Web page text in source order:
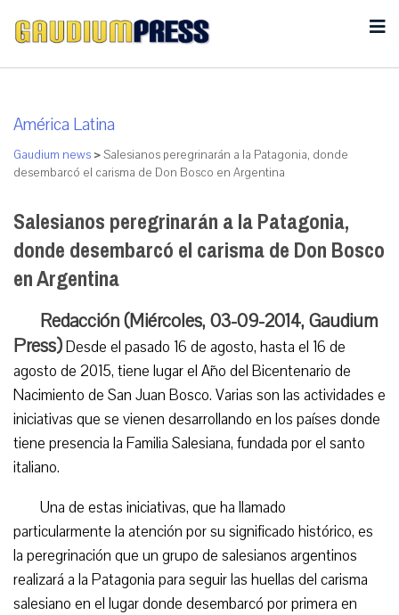
América Latina
Gaudium news >Salesianos peregrinarán a la Patagonia, donde
desembarcó el carisma de Don Bosco en Argentina
Salesianos peregrinarán a la Patagonia,
donde desembarcó el carisma de Don Bosco
en Argentina
Redacción (Miércoles, 03-09-2014, Gaudium
Press)Desde el pasado 16 de agosto, hasta el 16 de
agosto de 2015, tiene lugar el Año del Bicentenario de
Nacimiento de San Juan Bosco. Varias son las actividades e
iniciativas que se vienen desarrollando en los países donde
tiene presencia la Familia Salesiana, fundada por el santo
italiano.
Una de estas iniciativas, que ha llamado
particularmente la atención por su significado histórico, es
la peregrinación que un grupo de salesianos argentinos
realizará a la Patagonia para seguir las huellas del carisma
salesiano en el lugar donde desembarcó por primera en